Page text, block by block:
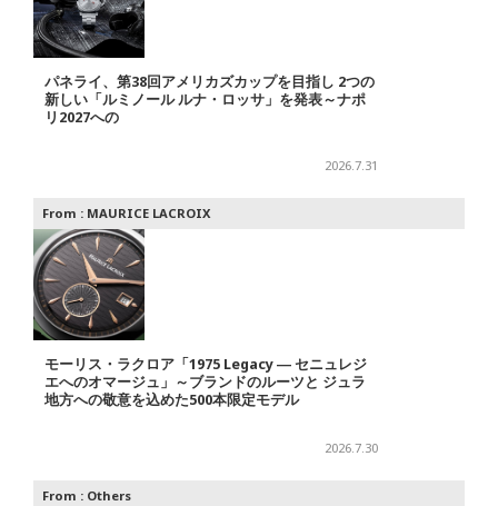
パネライ、第38回アメリカズカップを目指し 2つの
新しい「ルミノール ルナ・ロッサ」を発表～ナポ
リ2027への
2026.7.31
From : MAURICE LACROIX
モーリス・ラクロア「1975 Legacy ― セニュレジ
エへのオマージュ」～ブランドのルーツと ジュラ
地方への敬意を込めた500本限定モデル
2026.7.30
From : Others